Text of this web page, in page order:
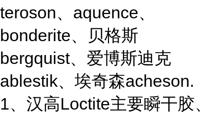
teroson、aquence、
bonderite、贝格斯
bergquist、爱博斯迪克
ablestik、埃奇森acheson.
1、汉高Loctite主要瞬干胶、